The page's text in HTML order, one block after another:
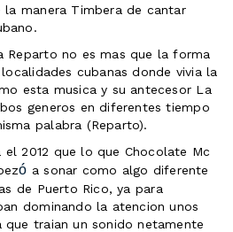
manera Timbera de cantar
Reparto no es mas que la forma
cubanas donde vivia la
esta musica y su antecesor La
generos en diferentes tiempo
palabra (Reparto).
2012 que lo que Chocolate Mc
ó a sonar como algo diferente
de Puerto Rico, ya para
dominando la atencion unos
que traian un sonido netamente